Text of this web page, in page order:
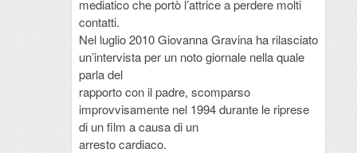
mediatico che portò l’attrice a perdere molti
contatti.
Nel luglio 2010 Giovanna Gravina ha rilasciato
un’intervista per un noto giornale nella quale
parla del
rapporto con il padre, scomparso
improvvisamente nel 1994 durante le riprese
di un film a causa di un
arresto cardiaco.